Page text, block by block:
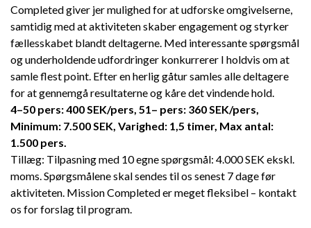
Completed giver jer mulighed for at udforske omgivelserne,
samtidig med at aktiviteten skaber engagement og styrker
fællesskabet blandt deltagerne. Med interessante spørgsmål
og underholdende udfordringer konkurrerer I holdvis om at
samle flest point. Efter en herlig gåtur samles alle deltagere
for at gennemgå resultaterne og kåre det vindende hold.
4–50 pers: 400 SEK/pers, 51– pers: 360 SEK/pers,
Minimum: 7.500 SEK, Varighed: 1,5 timer, Max antal:
1.500 pers.
Tillæg: Tilpasning med 10 egne spørgsmål: 4.000 SEK ekskl.
moms. Spørgsmålene skal sendes til os senest 7 dage før
aktiviteten. Mission Completed er meget fleksibel – kontakt
os for forslag til program.